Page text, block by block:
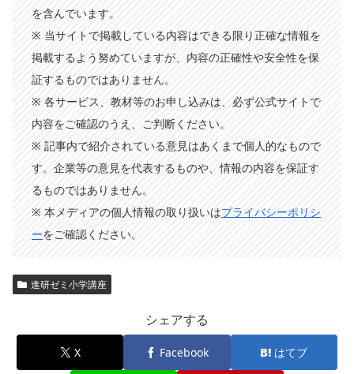
を含んでいます。
※ 当サイトで掲載している内容はできる限り正確な情報を
掲載するよう努めていますが、内容の正確性や安全性を保
証するものではありません。
※ 各サービス、教材等のお申し込みは、必ず公式サイトで
内容をご確認のうえ、ご判断ください。
※ 記事内で紹介されている意見はあくまで個人的なもので
す。企業等の意見を代表するものや、情報の内容を保証す
るものではありません。
※ 本メディアの個人情報の取り扱いはプライバシーポリシ
ーをご確認ください。
進研ゼミ小学講座
シェアする
X Facebook はてブ